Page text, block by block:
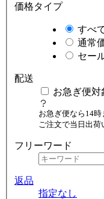
価格タイプ
すべ
通常
セー
配送
お急ぎ便対
お急ぎ便なら14時
ご注文で当日出荷
フリーワード
返品
指定なし